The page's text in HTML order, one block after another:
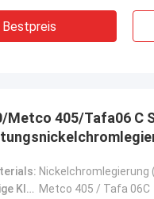
Bestpreis
Metco 405/Tafa06 C
Nickelchromlegierung
Gleichwertige Klasse: Metco 405 / Tafa 06C